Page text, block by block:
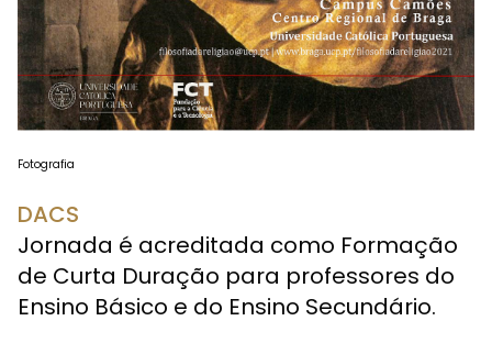
Fotografia
DACS
Jornada é acreditada como Formação
de Curta Duração para professores do
Ensino Básico e do Ensino Secundário.